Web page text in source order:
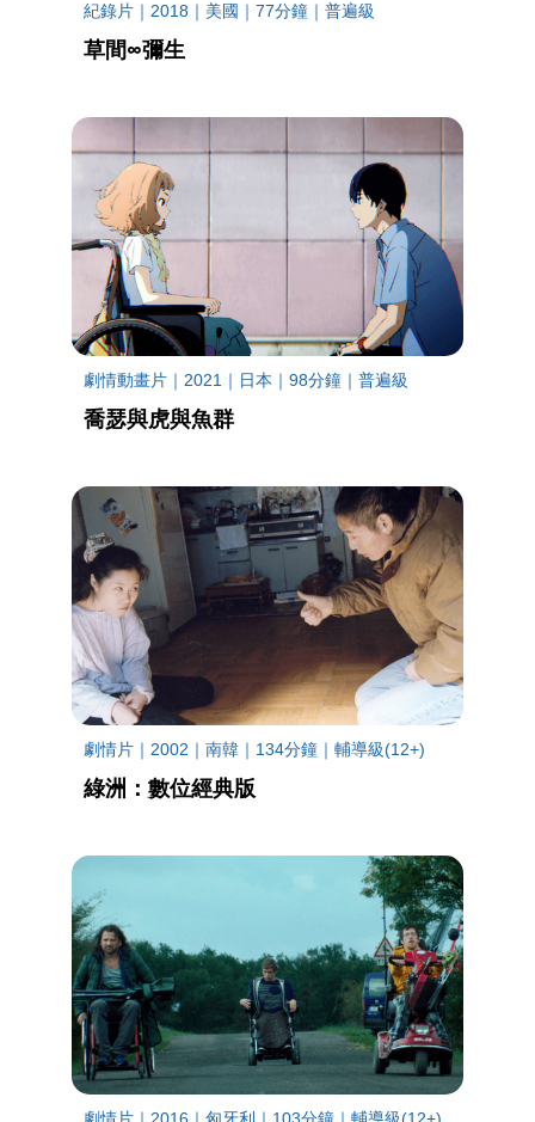
紀錄片｜2018｜美國｜77分鐘｜普遍級
草間∞彌生
劇情動畫片｜2021｜日本｜98分鐘｜普遍級
喬瑟與虎與魚群
劇情片｜2002｜南韓｜134分鐘｜輔導級(12+)
綠洲：數位經典版